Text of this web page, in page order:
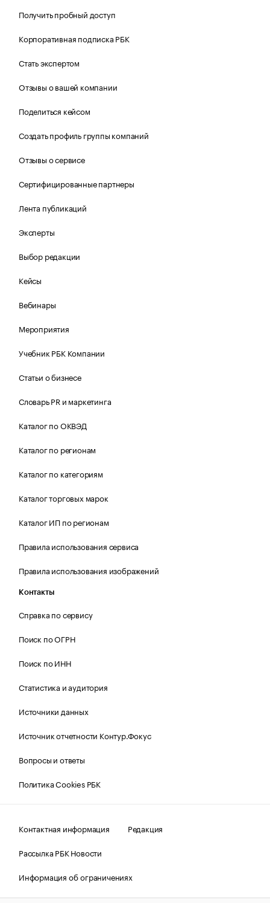
Получить пробный доступ
Корпоративная подписка РБК
Стать экспертом
Отзывы о вашей компании
Поделиться кейсом
Создать профиль группы компаний
Отзывы о сервисе
Сертифицированные партнеры
Лента публикаций
Эксперты
Выбор редакции
Кейсы
Вебинары
Мероприятия
Учебник РБК Компании
Статьи о бизнесе
Словарь PR и маркетинга
Каталог по ОКВЭД
Каталог по регионам
Каталог по категориям
Каталог торговых марок
Каталог ИП по регионам
Правила использования сервиса
Правила использования изображений
Контакты
Справка по сервису
Поиск по ОГРН
Поиск по ИНН
Статистика и аудитория
Источники данных
Источник отчетности Контур.Фокус
Вопросы и ответы
Политика Cookies РБК
Контактная информация
Редакция
Рассылка РБК Новости
Информация об ограничениях